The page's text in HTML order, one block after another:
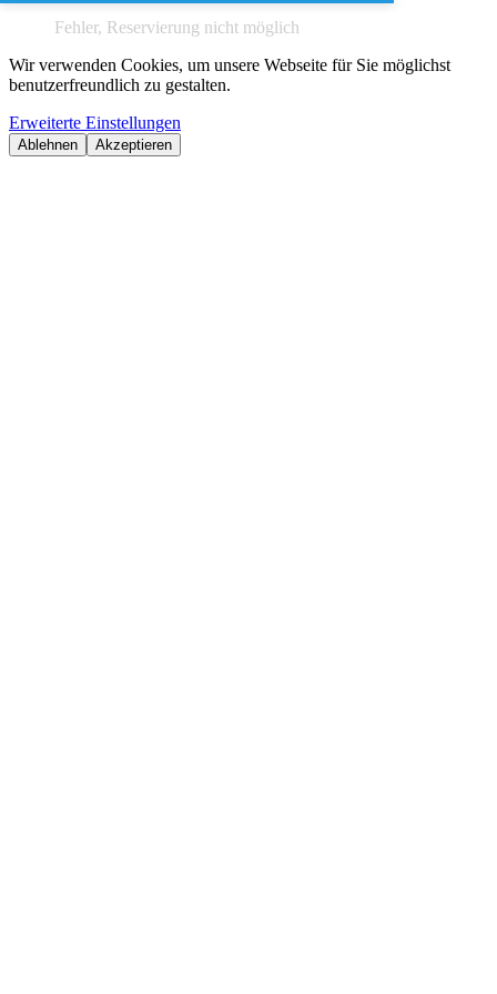
Fehler, Reservierung nicht möglich
Wir verwenden Cookies, um unsere Webseite für Sie möglichst
benutzerfreundlich zu gestalten.
Erweiterte Einstellungen
Ablehnen Akzeptieren